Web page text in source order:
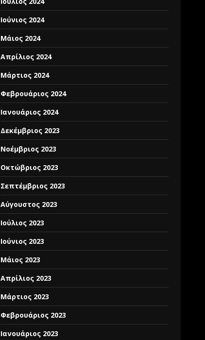
Ιούνιος 2024
Μάιος 2024
Απρίλιος 2024
Μάρτιος 2024
Φεβρουάριος 2024
Ιανουάριος 2024
Δεκέμβριος 2023
Νοέμβριος 2023
Οκτώβριος 2023
Σεπτέμβριος 2023
Αύγουστος 2023
Ιούλιος 2023
Ιούνιος 2023
Μάιος 2023
Απρίλιος 2023
Μάρτιος 2023
Φεβρουάριος 2023
Ιανουάριος 2023